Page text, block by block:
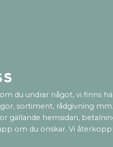
du undrar något, vi finns
sortiment, rådgivning mm.
gällande hemsidan,
om du önskar. Vi